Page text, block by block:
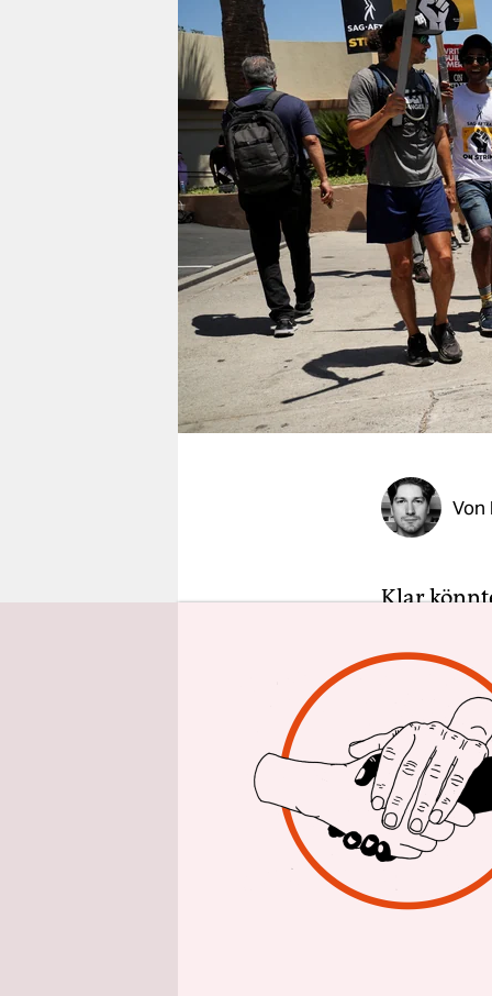
berlin
nord
wahrheit
verlag
verlag
veranstaltungen
shop
fragen & hilfe
unterstützen
abo
Von
Klar
Klartext-
antreten?
Wir
die
glauben,
auf